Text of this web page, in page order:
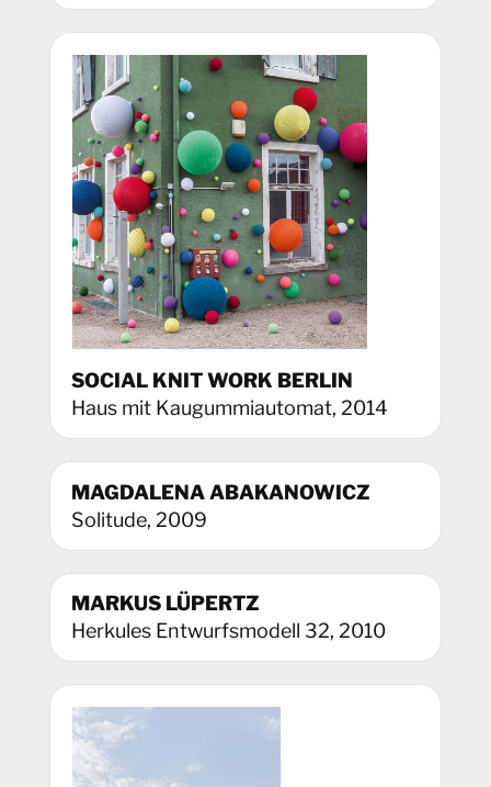
SOCIAL KNIT WORK BERLIN
Haus mit Kaugummiautomat, 2014
MAGDALENA ABAKANOWICZ
Solitude, 2009
MARKUS LÜPERTZ
Herkules Entwurfsmodell 32, 2010